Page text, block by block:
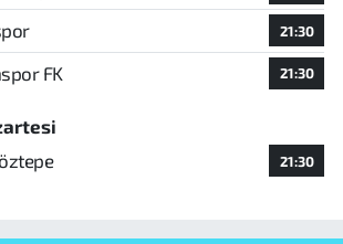
21:30
FK 21:30
21:30